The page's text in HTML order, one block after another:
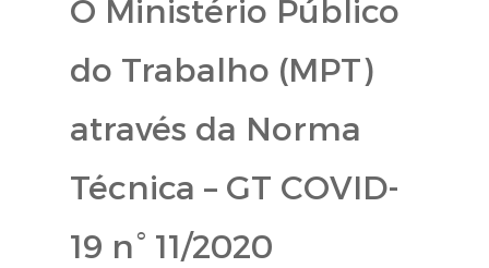
O Ministério Público
do Trabalho (MPT)
através da Norma
Técnica – GT COVID-
19 n° 11/2020